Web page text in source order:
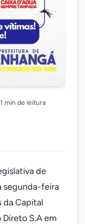
1 min de leitura
de
segunda-feira
da Capital
S.A em